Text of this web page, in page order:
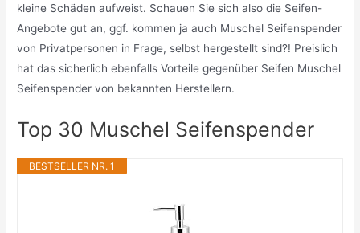
kleine Schäden aufweist. Schauen Sie sich also die Seifen-
Angebote gut an, ggf. kommen ja auch Muschel Seifenspender
von Privatpersonen in Frage, selbst hergestellt sind?! Preislich
hat das sicherlich ebenfalls Vorteile gegenüber Seifen Muschel
Seifenspender von bekannten Herstellern.
Top 30 Muschel Seifenspender
BESTSELLER NR. 1